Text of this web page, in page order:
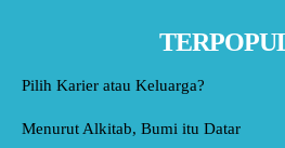
Pilih Karier atau Keluarga?
Menurut Alkitab, Bumi itu Datar